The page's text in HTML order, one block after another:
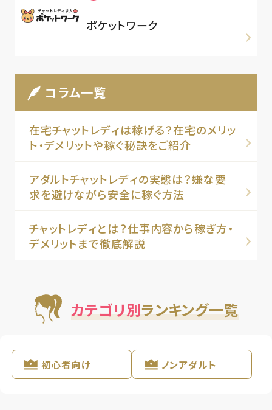
ポケットワーク
コラム一覧
在宅チャットレディは稼げる？在宅のメリッ
ト・デメリットや稼ぐ秘訣をご紹介
アダルトチャットレディの実態は？嫌な要
求を避けながら安全に稼ぐ方法
チャットレディとは？仕事内容から稼ぎ方・
デメリットまで徹底解説
カテゴリ別ランキング一覧
初心者向け ノンアダルト